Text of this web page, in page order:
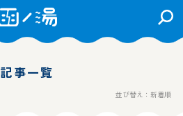
検
記事一覧
並び替え：新着順